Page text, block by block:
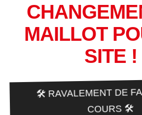
MAILLOT
SITE !
🛠️ RAVALEMENT DE
COURS 🛠️